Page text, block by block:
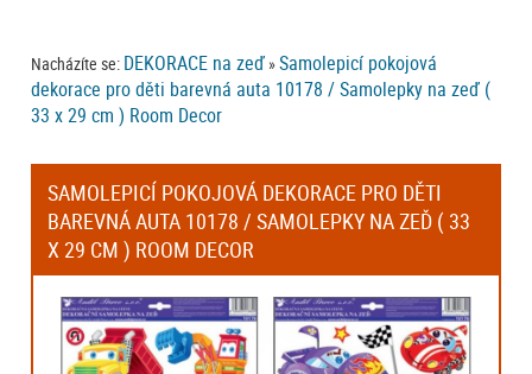
Nacházíte se: DEKORACE na zeď »Samolepicí pokojová
dekorace pro děti barevná auta 10178 / Samolepky na zeď (
33 x 29 cm ) Room Decor
SAMOLEPICÍ POKOJOVÁ DEKORACE PRO DĚTI
BAREVNÁ AUTA 10178 / SAMOLEPKY NA ZEĎ ( 33
X 29 CM ) ROOM DECOR